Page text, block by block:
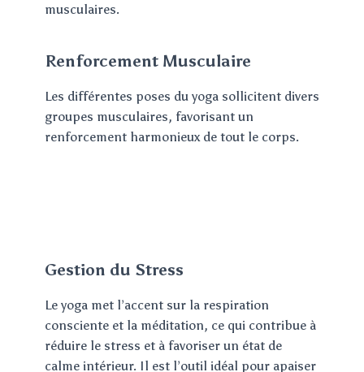
musculaires.
Renforcement Musculaire
Les différentes poses du yoga sollicitent divers
groupes musculaires, favorisant un
renforcement harmonieux de tout le corps.
Gestion du Stress
Le yoga met l’accent sur la respiration
consciente et la méditation, ce qui contribue à
réduire le stress et à favoriser un état de
calme intérieur. Il est l’outil idéal pour apaiser